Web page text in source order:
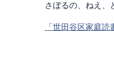
さぼるの、ねえ、
「世田谷区家庭